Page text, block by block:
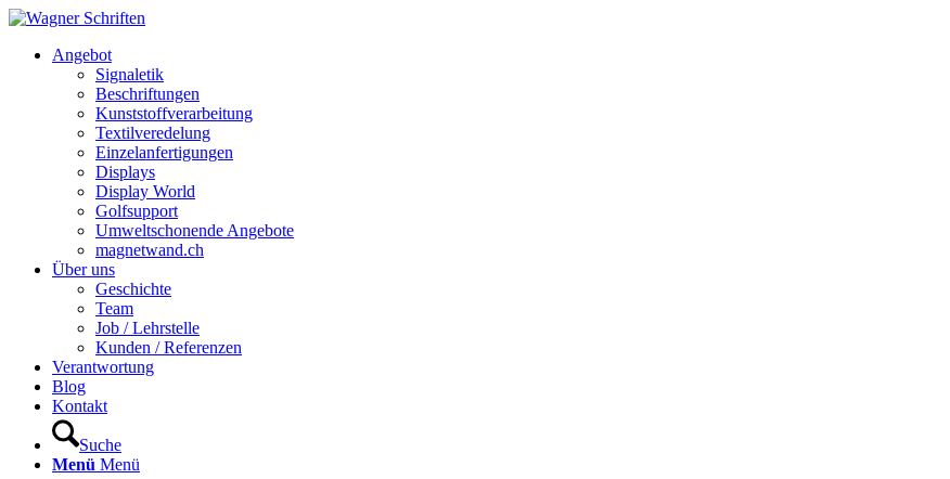
Hauptnavigation
Angebot
Signaletik
Beschriftungen
Kunststoffverarbeitung
Textilveredelung
Einzelanfertigungen
Displays
Display World
Golfsupport
Umweltschonende Angebote
magnetwand.ch
Über uns
Geschichte
Team
Job / Lehrstelle
Kunden / Referenzen
Verantwortung
Blog
Kontakt
Suche
Menü Menü